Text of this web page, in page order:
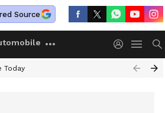
Source
Today